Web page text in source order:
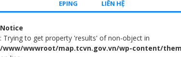
EPING
LIÊN HỆ
Notice
: Trying to get property 'results' of non-object in
/www/wwwroot/map.tcvn.gov.vn/wp-content/